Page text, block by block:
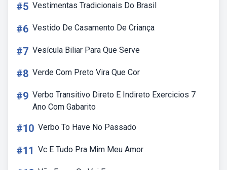
#5 Vestimentas Tradicionais Do Brasil
#6 Vestido De Casamento De Criança
#7 Vesícula Biliar Para Que Serve
#8 Verde Com Preto Vira Que Cor
#9 Verbo Transitivo Direto E Indireto Exercicios 7
Ano Com Gabarito
#10 Verbo To Have No Passado
#11 Vc E Tudo Pra Mim Meu Amor